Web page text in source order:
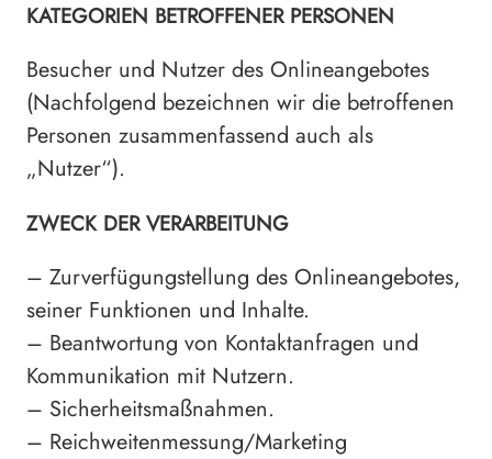
KATEGORIEN BETROFFENER PERSONEN
Besucher und Nutzer des Onlineangebotes
(Nachfolgend bezeichnen wir die betroffenen
Personen zusammenfassend auch als
„Nutzer“).
ZWECK DER VERARBEITUNG
– Zurverfügungstellung des Onlineangebotes,
seiner Funktionen und Inhalte.
– Beantwortung von Kontaktanfragen und
Kommunikation mit Nutzern.
– Sicherheitsmaßnahmen.
– Reichweitenmessung/Marketing